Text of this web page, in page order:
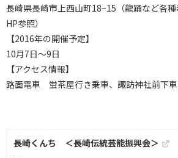
長崎県長崎市上西山町18−15（龍踊など各
HP参照）
【2016年の開催予定】
10月7日〜9日
【アクセス情報】
路面電車 蛍茶屋行き乗車、諏訪神社前下車
長崎くんち ＜長崎伝統芸能振興会＞